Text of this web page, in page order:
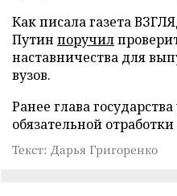
Как писала газета
Путин поручил
наставничества для
вузов.
Ранее глава государства
обязательной
Текст: Дарья Григоренко